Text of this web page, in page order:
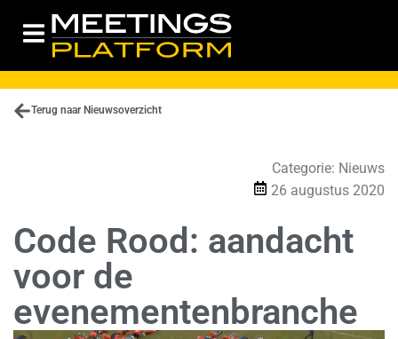
Terug naar Nieuwsoverzicht
Categorie: Nieuws
26 augustus 2020
Code Rood: aandacht
voor de
evenementenbranche